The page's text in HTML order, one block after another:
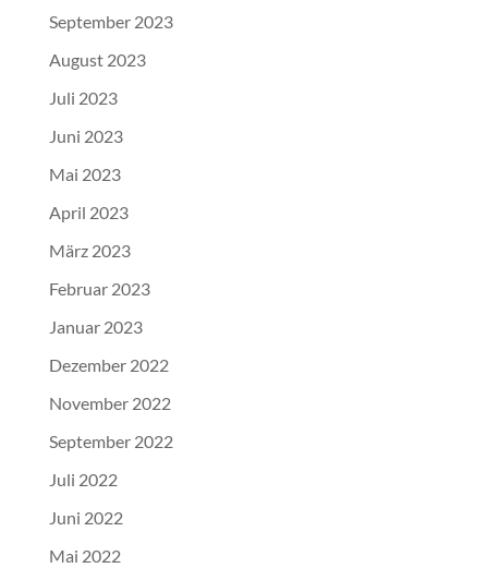
September 2023
August 2023
Juli 2023
Juni 2023
Mai 2023
April 2023
März 2023
Februar 2023
Januar 2023
Dezember 2022
November 2022
September 2022
Juli 2022
Juni 2022
Mai 2022